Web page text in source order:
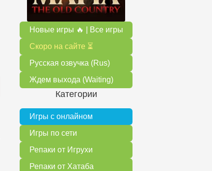
Новые игры 🔥 | Все игры
Скоро на сайте ⏳
Русская озвучка (Rus)
Ждем выхода (Waiting)
Категории
Игры с онлайном
Игры по сети
Репаки от Игрухи
Репаки от Хатаба